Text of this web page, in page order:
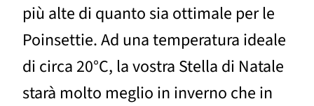
più alte di quanto sia ottimale per le
Poinsettie. Ad una temperatura ideale
di circa 20°C, la vostra Stella di Natale
starà molto meglio in inverno che in